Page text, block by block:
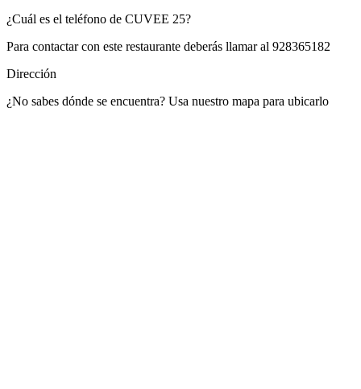
¿Cuál es el teléfono de CUVEE 25?
Para contactar con este restaurante deberás llamar al 928365182
Dirección
¿No sabes dónde se encuentra? Usa nuestro mapa para ubicarlo